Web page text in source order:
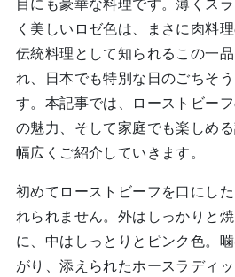
く美しいロゼ色は、まさに肉料
伝統料理として知られるこの一
れ、日本でも特別な日のごちそ
す。本記事では、ローストビー
の魅力、そして家庭でも楽しめる
幅広くご紹介していきます。
初めてローストビーフを口にし
れられません。外はしっかりと
に、中はしっとりとピンク色。
がり、添えられたホースラディ